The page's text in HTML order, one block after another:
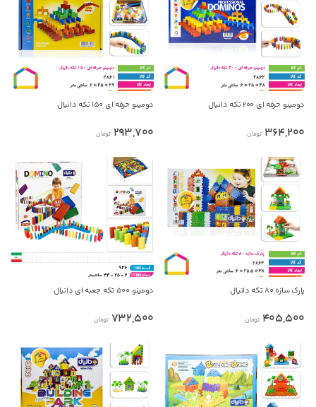
دومینو حرفه ای ۲۰۰ تکه دانیال
364,200 تومان
دومینو حرفه ای ۱۵۰ تکه دانیال
293,700 تومان
پارک سازه ۸۰ تکه دانیال
405,500 تومان
دومینو ۵۰۰ تکه جعبه ای دانیال
732,500 تومان
بدیهی است عمدباکس هیچ نوع مسئولیتی در قبال نداشته و
صحت موارد ذکر شده بر عهده فرد آگهی دهنده می باشد.
فروشنده مطمئن شوید.